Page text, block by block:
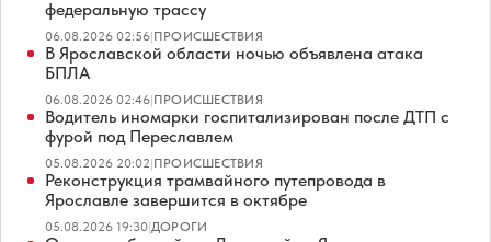
федеральную трассу
06.08.2026 02:56|ПРОИСШЕСТВИЯ
В Ярославской области ночью объявлена атака
БПЛА
06.08.2026 02:46|ПРОИСШЕСТВИЯ
Водитель иномарки госпитализирован после ДТП с
фурой под Переславлем
05.08.2026 20:02|ПРОИСШЕСТВИЯ
Реконструкция трамвайного путепровода в
Ярославле завершится в октябре
05.08.2026 19:30|ДОРОГИ